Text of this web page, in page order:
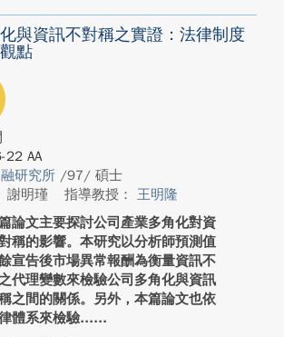
與資訊不對稱之實證：法律制度
點
22 AA
研究所 /97/ 碩士
謝明瑾
指導教授： 王明隆
論文主要探討公司產業多角化對資
稱的影響。本研究以分析師預測值
宣告後市場異常報酬為衡量資訊不
代理變數來檢驗公司多角化與資訊
之間的關係。另外，本篇論文也依
體系來檢驗...